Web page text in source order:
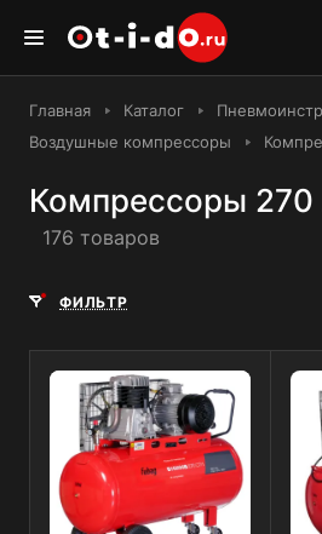
Главная Каталог
Воздушные компрессоры
Компрессоры 270
176 товаров
ФИЛЬТР